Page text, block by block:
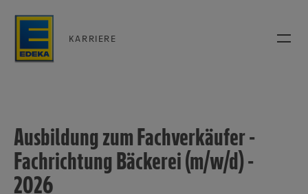
KARRIERE
Ausbildung zum Fachverkäufer -
Fachrichtung Bäckerei (m/w/d) -
2026